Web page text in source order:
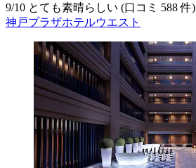
9/10 とても素晴らしい (口コミ 588 件)
神戸プラザホテルウエスト